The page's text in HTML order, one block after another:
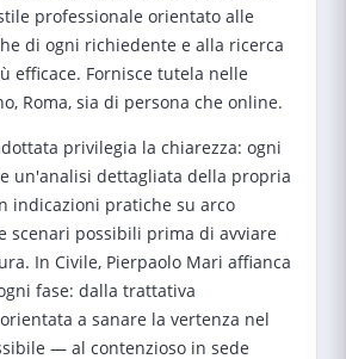
professionale orientato alle
di ogni richiedente e alla ricerca
efficace. Fornisce tutela nelle
Roma, sia di persona che online.
privilegia la chiarezza: ogni
un'analisi dettagliata della propria
indicazioni pratiche su arco
scenari possibili prima di avviare
In Civile, Pierpaolo Mari affianca
fase: dalla trattativa
a sanare la vertenza nel
— al contenzioso in sede